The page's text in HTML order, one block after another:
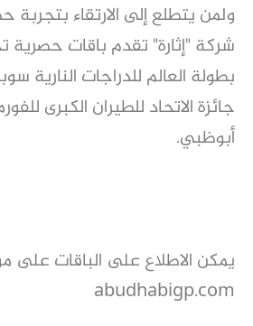
ولمن يتطلع إلى الارتقاء بتجربة
شركة "إثارة" تقدم باقات حصرية
بطولة العالم للدراجات النارية
أبوظبي.
يمكن الاطلاع على الباقات على
abudhabigp.com